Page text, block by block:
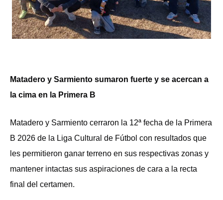
Matadero y Sarmiento sumaron fuerte y se acercan a
la cima en la Primera B
Matadero y Sarmiento cerraron la 12ª fecha de la Primera
B 2026 de la Liga Cultural de Fútbol con resultados que
les permitieron ganar terreno en sus respectivas zonas y
mantener intactas sus aspiraciones de cara a la recta
final del certamen.